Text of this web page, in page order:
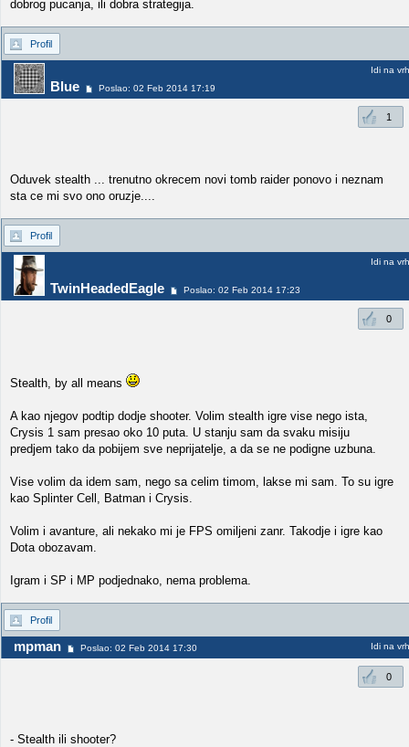
dobrog pucanja, ili dobra strategija.
Profil
Blue Poslao: 02 Feb 2014 17:19
Idi na vrh
1
Oduvek stealth ... trenutno okrecem novi tomb raider ponovo i neznam
sta ce mi svo ono oruzje....
Profil
TwinHeadedEagle Poslao: 02 Feb 2014 17:23
Idi na vrh
0
Stealth, by all means
A kao njegov podtip dodje shooter. Volim stealth igre vise nego ista,
Crysis 1 sam presao oko 10 puta. U stanju sam da svaku misiju
predjem tako da pobijem sve neprijatelje, a da se ne podigne uzbuna.
Vise volim da idem sam, nego sa celim timom, lakse mi sam. To su igre
kao Splinter Cell, Batman i Crysis.
Volim i avanture, ali nekako mi je FPS omiljeni zanr. Takodje i igre kao
Dota obozavam.
Igram i SP i MP podjednako, nema problema.
Profil
mpman Poslao: 02 Feb 2014 17:30 Idi na vrh
0
- Stealth ili shooter?